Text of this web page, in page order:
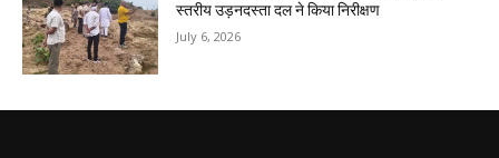
स्तरीय उड़नदस्ता दल ने किया निरीक्षण
July 6, 2026